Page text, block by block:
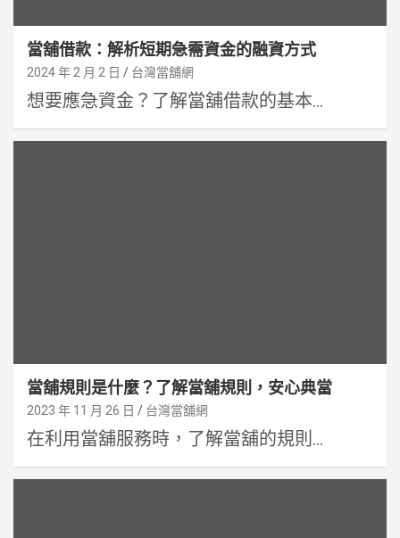
當舖借款：解析短期急需資金的融資方式
2024 年 2 月 2 日 台灣當舖網
想要應急資金？了解當舖借款的基本...
當舖規則是什麼？了解當舖規則，安心典當
2023 年 11 月 26 日 台灣當舖網
在利用當舖服務時，了解當舖的規則...